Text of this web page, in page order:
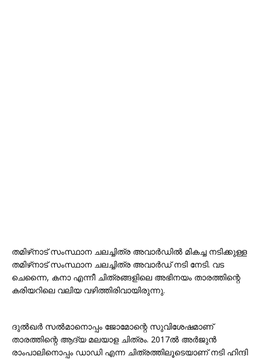
തമിഴ്‌നാട് സംസ്ഥാന ചലച്ചിത്ര അവാർഡിൽ മികച്ച നടിക്കുള്ള
തമിഴ്‌നാട് സംസ്ഥാന ചലച്ചിത്ര അവാർഡ് നടി നേടി. വട
ചെന്നൈ, കനാ എന്നീ ചിത്രങ്ങളിലെ അഭിനയം താരത്തിന്റെ
കരിയറിലെ വലിയ വഴിത്തിരിവായിരുന്നു.
ദുൽഖർ സൽമാനൊപ്പം ജോമോന്റെ സുവിശേഷമാണ്
താരത്തിന്റെ ആദ്യ മലയാള ചിത്രം. 2017ൽ അർജുൻ
രാംപാലിനൊപ്പം ഡാഡി എന്ന ചിത്രത്തിലൂടെയാണ് നടി ഹിന്ദി